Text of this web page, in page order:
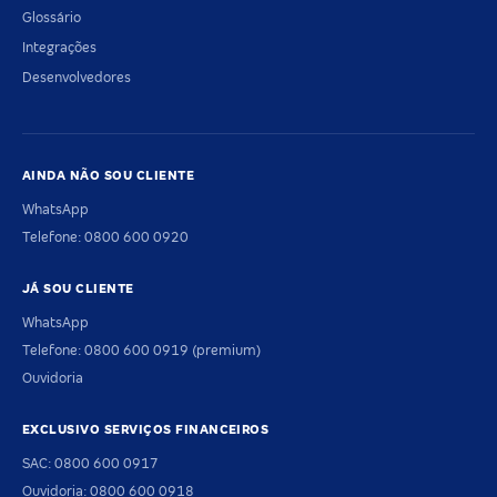
Glossário
Integrações
Desenvolvedores
AINDA NÃO SOU CLIENTE
WhatsApp
Telefone: 0800 600 0920
JÁ SOU CLIENTE
WhatsApp
Telefone: 0800 600 0919 (premium)
Ouvidoria
EXCLUSIVO SERVIÇOS FINANCEIROS
SAC: 0800 600 0917
Ouvidoria: 0800 600 0918